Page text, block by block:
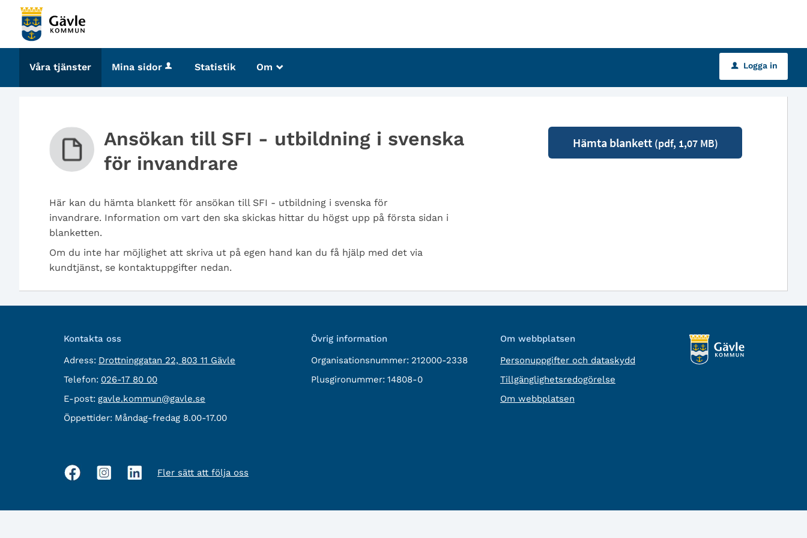
Välkommen
tjänster
Gävle
kommun
Våra tjänster Mina sidor Statistik Om _ u Logga in
Ansökan till SFI - utbildning i svenska
för invandrare
Här kan du hämta blankett för ansökan till SFI - utbildning i svenska för
invandrare. Information om vart den ska skickas hittar du högst upp på första sidan i
blanketten.
Om du inte har möjlighet att skriva ut på egen hand kan du få hjälp med det via
kundtjänst, se kontaktuppgifter nedan.
Hämta blankett(pdf, 1,07 MB)
Kontakta oss
Adress: besöksadress:
Drottninggatan 22, 803 11 Gävle
Telefon: Telefon:
026-17 80 00
E-post: E-
post:
gavle.kommun@gavle.se
Öppettider: Måndag-fredag 8.00-17.00
Övrig information
Organisationsnummer: 212000-2338
Plusgironummer: 14808-0
Om webbplatsen
Personuppgifter och dataskydd
Tillgänglighetsredogörelse
Om webbplatsen
Sociala
Fler sätt att följa oss